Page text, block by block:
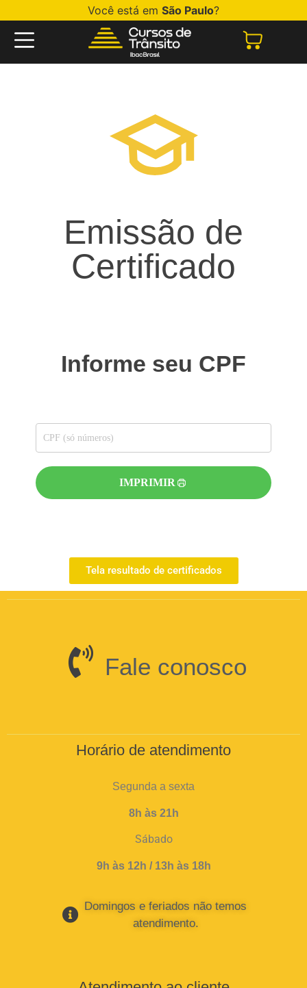
Você está em São Paulo?
Emissão de
Certificado
Informe seu CPF
IMPRIMIR
Tela resultado de certificados
Fale conosco
Horário de atendimento
Segunda a sexta
8h às 21h
Sábado
9h às 12h / 13h às 18h
Domingos e feriados não temos
atendimento.